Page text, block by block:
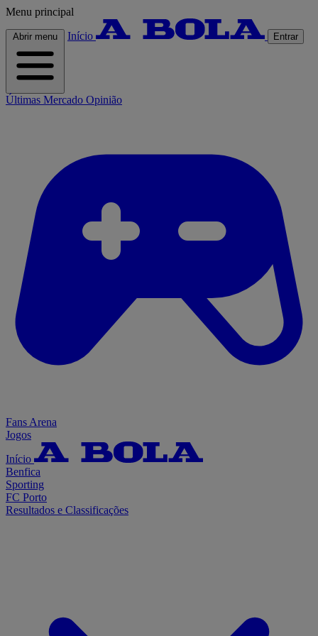
Menu principal
Abrir menu Início Entrar
Últimas Mercado Opinião
Fans Arena
Jogos
Início
Benfica
Sporting
FC Porto
Resultados e Classificações